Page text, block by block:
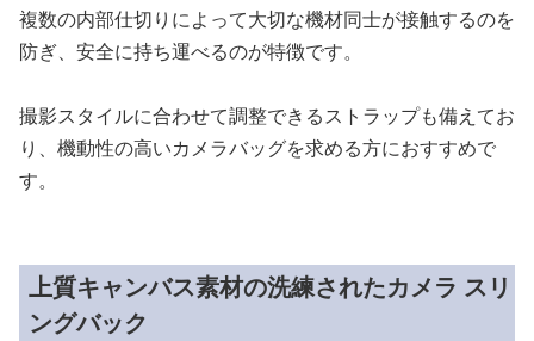
複数の内部仕切りによって大切な機材同士が接触するのを
防ぎ、安全に持ち運べるのが特徴です。
撮影スタイルに合わせて調整できるストラップも備えてお
り、機動性の高いカメラバッグを求める方におすすめで
す。
上質キャンバス素材の洗練されたカメラ スリ
ングバック